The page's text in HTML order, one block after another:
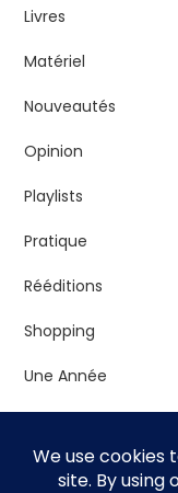
Livres
Matériel
Nouveautés
Opinion
Playlists
Pratique
Rééditions
Shopping
Une Année